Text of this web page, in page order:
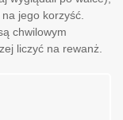
jego korzyść.
chwilowym
liczyć na rewanż.